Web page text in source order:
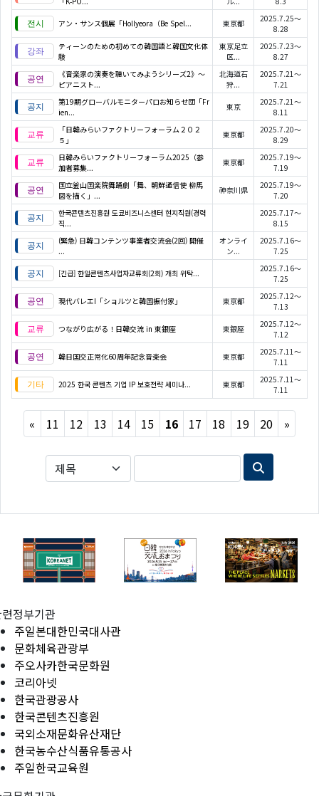
アン・サンス個展「Hollyeora（Be Spel... 東京都
2025.7.25～
8.28
ティーンのための初めての韓国語と韓国文化体
験
東京足立
区...
2025.7.23～
8.27
《音楽家の演奏を聴いてみようシリーズ2》〜
ピアニスト...
北海道石
狩...
2025.7.21～
7.21
第19期グローバルモニターパロお知らせ団「Fr
ien...
東京
2025.7.21～
8.11
「日韓みらいファクトリーフォーラム２０２
５」
東京都
2025.7.20～
8.29
日韓みらいファクトリーフォーラム2025（参
加者募集...
東京都
2025.7.19～
7.19
国立釜山国楽院舞踊劇「舞、朝鮮通信使 柳馬
図を描く」...
神奈川県
2025.7.19～
7.20
한국콘텐츠진흥원 도쿄비즈니스센터 현지직원(경력
직...
2025.7.17～
8.15
(緊急) 日韓コンテンツ事業者交流会(2回) 開催
...
オンライ
ン...
2025.7.16～
7.25
[긴급] 한일콘텐츠사업자교류회(2회) 개최 위탁...
2025.7.16～
7.25
現代バレエI「ショルツと韓国振付家」 東京都
2025.7.12～
7.13
つながり広がる！日韓交流 in 東銀座 東銀座
2025.7.12～
7.12
韓日国交正常化60周年記念音楽会 東京都
2025.7.11～
7.11
2025 한국 콘텐츠 기업 IP 보호전략 세미나... 東京都
2025.7.11～
7.11
« Previous
11 12 13 14 15 16 17 18 19 20 »Next
정부기관
주일본대한민국대사관
문화체육관광부
주오사카한국문화원
코리아넷
한국관광공사
한국콘텐츠진흥원
국외소재문화유산재단
한국농수산식품유통공사
주일한국교육원